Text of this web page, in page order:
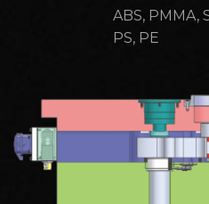
ABS, PMMA,
PS, PE